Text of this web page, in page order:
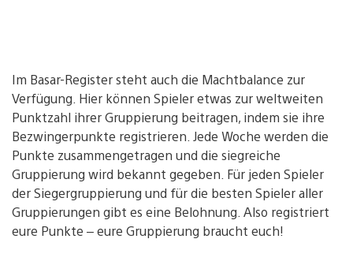
Im Basar-Register steht auch die Machtbalance zur
Verfügung. Hier können Spieler etwas zur weltweiten
Punktzahl ihrer Gruppierung beitragen, indem sie ihre
Bezwingerpunkte registrieren. Jede Woche werden die
Punkte zusammengetragen und die siegreiche
Gruppierung wird bekannt gegeben. Für jeden Spieler
der Siegergruppierung und für die besten Spieler aller
Gruppierungen gibt es eine Belohnung. Also registriert
eure Punkte – eure Gruppierung braucht euch!